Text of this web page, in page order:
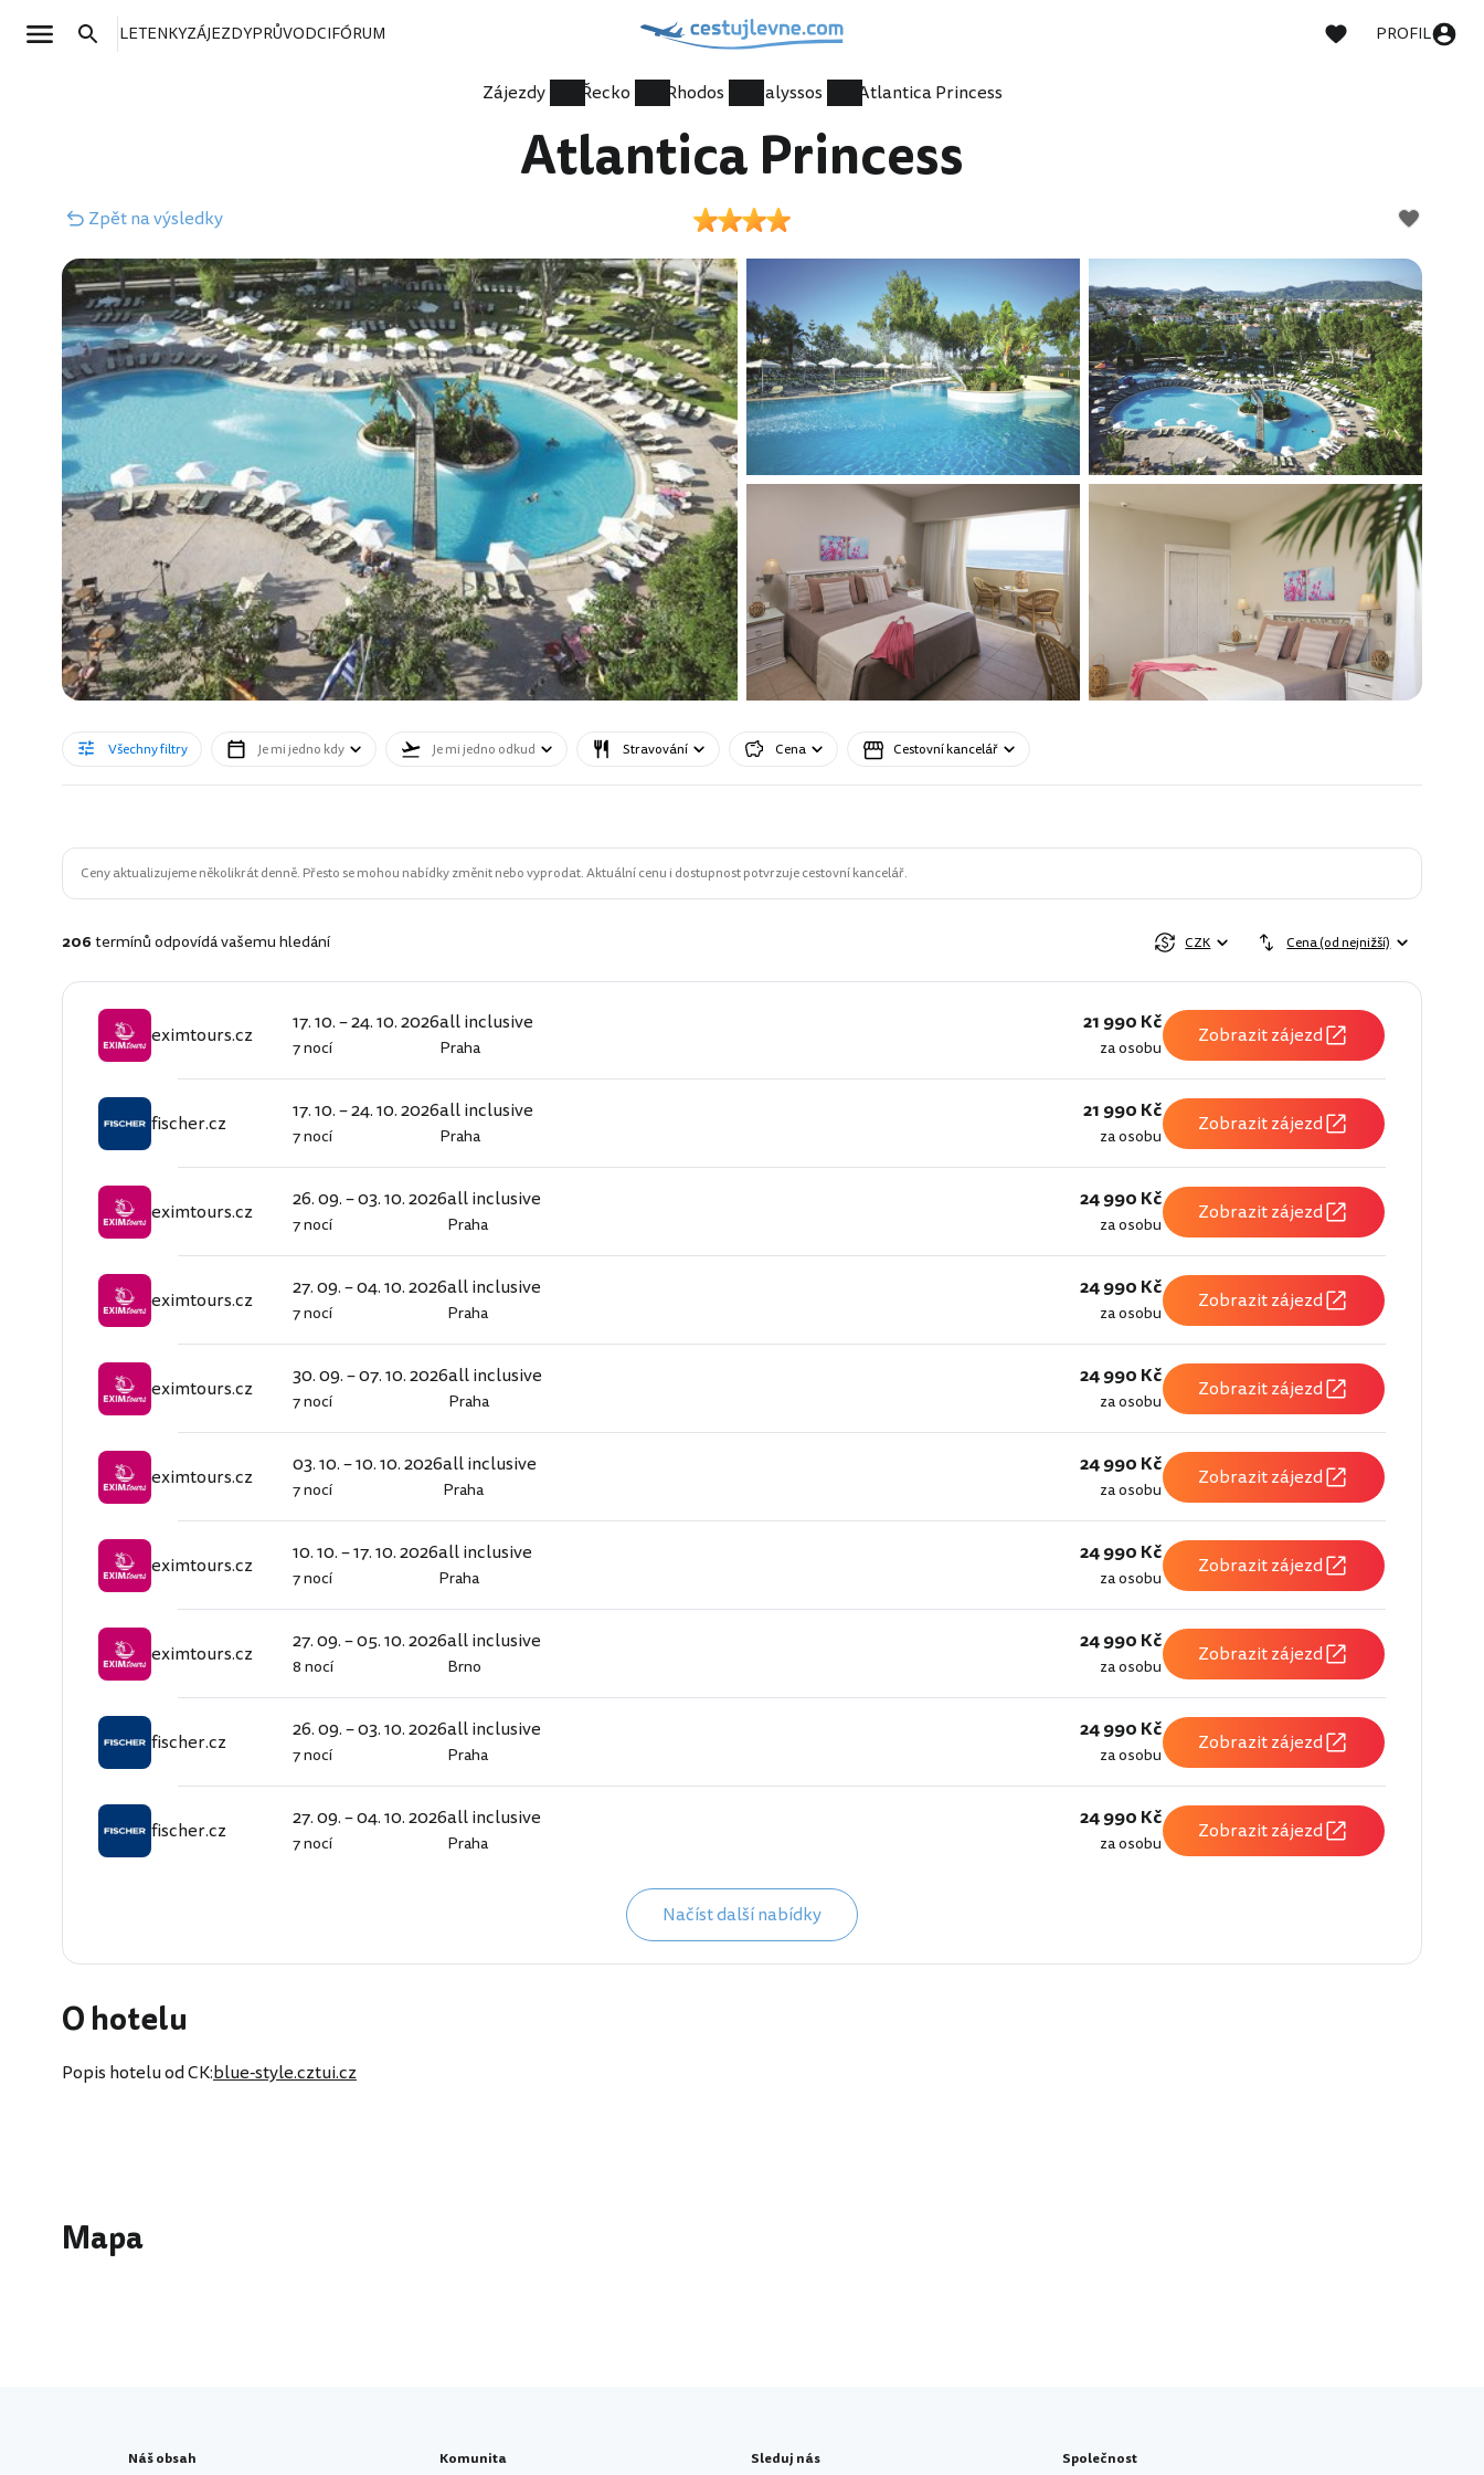
LETENKYZÁJEZDYPRŮVODCIFÓRUM PROFIL
Zájezdy Řecko Rhodos Ialyssos Atlantica Princess
Atlantica Princess
Zpětna výsledky
Všechny filtry Je mi jedno kdy Je mi jedno odkud Stravování Cena Cestovní kancelář
Ceny aktualizujeme několikrát denně. Přesto se mohou nabídky změnit nebo vyprodat. Aktuální cenu i dostupnost potvrzuje cestovní kancelář.
206termínů odpovídá vašemu hledání CZK Cena (od nejnižší)
eximtours.cz
eximtours.cz 17. 10. – 24. 10. 2026
7 nocí
all inclusive
Praha
21 990 Kč
za osobu Zobrazit zájezd
fischer.cz 17. 10. – 24. 10. 2026
7 nocí
all inclusive
Praha
21 990 Kč
za osobu Zobrazit zájezd
eximtours.cz
eximtours.cz 26. 09. – 03. 10. 2026
7 nocí
all inclusive
Praha
24 990 Kč
za osobu Zobrazit zájezd
eximtours.cz
eximtours.cz 27. 09. – 04. 10. 2026
7 nocí
all inclusive
Praha
24 990 Kč
za osobu Zobrazit zájezd
eximtours.cz
eximtours.cz 30. 09. – 07. 10. 2026
7 nocí
all inclusive
Praha
24 990 Kč
za osobu Zobrazit zájezd
eximtours.cz
eximtours.cz 03. 10. – 10. 10. 2026
7 nocí
all inclusive
Praha
24 990 Kč
za osobu Zobrazit zájezd
eximtours.cz
eximtours.cz 10. 10. – 17. 10. 2026
7 nocí
all inclusive
Praha
24 990 Kč
za osobu Zobrazit zájezd
eximtours.cz
eximtours.cz 27. 09. – 05. 10. 2026
8 nocí
all inclusive
Brno
24 990 Kč
za osobu Zobrazit zájezd
fischer.cz 26. 09. – 03. 10. 2026
7 nocí
all inclusive
Praha
24 990 Kč
za osobu Zobrazit zájezd
fischer.cz 27. 09. – 04. 10. 2026
7 nocí
all inclusive
Praha
24 990 Kč
za osobu Zobrazit zájezd
Načíst další nabídky
O hotelu
Popis hotelu od CK:blue-style.cztui.cz
Mapa
Náš obsah Komunita Sleduj nás Společnost